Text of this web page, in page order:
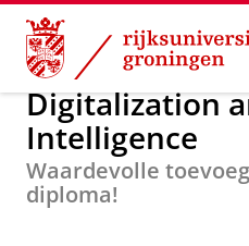
Skip
Content
Skip
Navigation
Over ons
Digitalization
Intelligence
Waardevolle
diploma!